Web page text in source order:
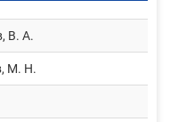
В. А.
М. Н.